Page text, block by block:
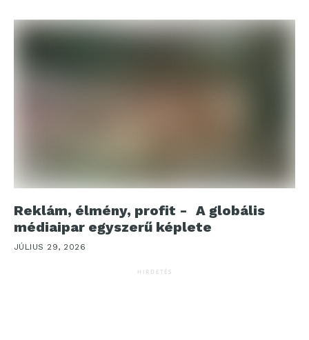
Reklám, élmény, profit - A globális
médiaipar egyszerű képlete
JÚLIUS 29, 2026
HIRDETÉS